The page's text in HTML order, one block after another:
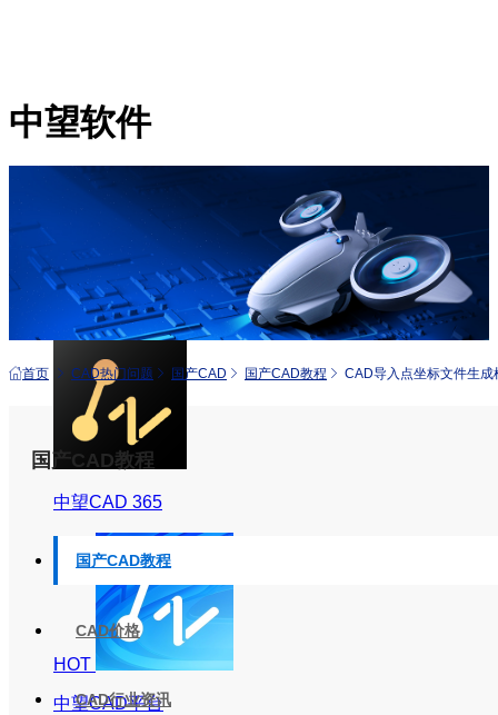
中望软件
中望CAD+
从工具到平台 打造行业解决方案
中望CAD 365
HOT
中望CAD平台
首页 CAD热门问题 国产CAD 国产CAD教程 CAD导入点坐标文件生成
国产CAD教程
国产CAD教程
CAD价格
CAD行业资讯